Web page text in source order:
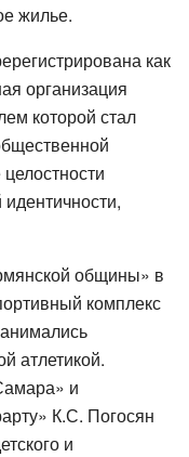
жилье.
как
организация
которой стал
общины» в
комплекс
атлетикой.
и
К.С. Погосян
и